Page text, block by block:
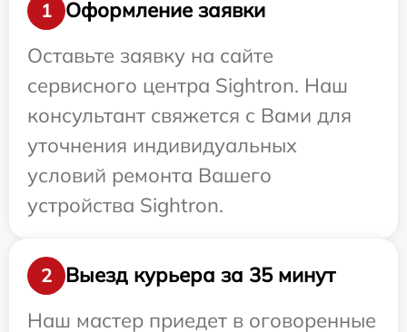
1
Оформление заявки
Оставьте заявку на сайте
сервисного центра Sightron. Наш
консультант свяжется с Вами для
уточнения индивидуальных
условий ремонта Вашего
устройства Sightron.
2
Выезд курьера за 35 минут
Наш мастер приедет в оговоренные